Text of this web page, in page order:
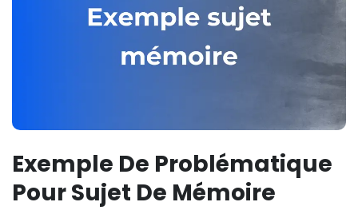
Exemple De Problématique
Pour Sujet De Mémoire